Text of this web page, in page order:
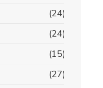
(24)
(24)
(15)
(27)